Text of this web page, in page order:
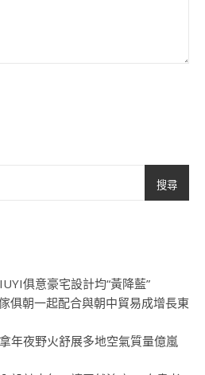
搜尋
俱意豪宅設計均“黃降藍”
俱朝一起配合與朝中貿易成增長東
年夜野火舒展多地空氣質量億嵐